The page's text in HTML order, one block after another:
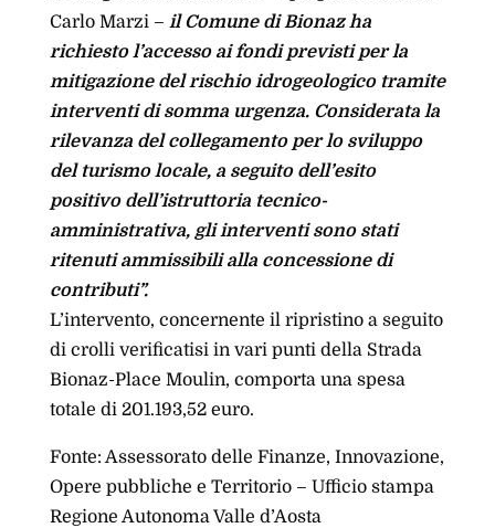
Carlo Marzi – il Comune di Bionaz ha
richiesto l’accesso ai fondi previsti per la
mitigazione del rischio idrogeologico tramite
interventi di somma urgenza. Considerata la
rilevanza del collegamento per lo sviluppo
del turismo locale, a seguito dell’esito
positivo dell’istruttoria tecnico-
amministrativa, gli interventi sono stati
ritenuti ammissibili alla concessione di
contributi”.
L’intervento, concernente il ripristino a seguito
di crolli verificatisi in vari punti della Strada
Bionaz-Place Moulin, comporta una spesa
totale di 201.193,52 euro.
Fonte: Assessorato delle Finanze, Innovazione,
Opere pubbliche e Territorio – Ufficio stampa
Regione Autonoma Valle d’Aosta